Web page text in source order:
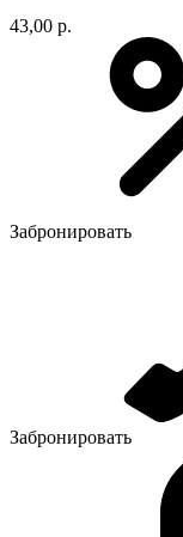
43,00 р.
Забронировать
Забронировать